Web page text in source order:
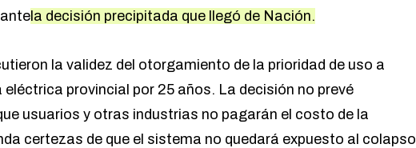
la decisión precipitada que llegó de Nación.
la validez del otorgamiento de la prioridad de uso a
eléctrica provincial por 25 años. La decisión no prevé
usuarios y otras industrias no pagarán el costo de la
certezas de que el sistema no quedará expuesto al colapso